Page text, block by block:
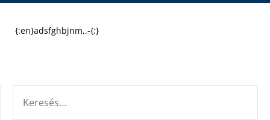
{:en}adsfghbjnm,.-{:}